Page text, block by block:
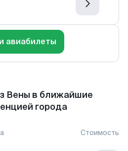
авиабилеты
Вены в ближайшие
города
Стоимость